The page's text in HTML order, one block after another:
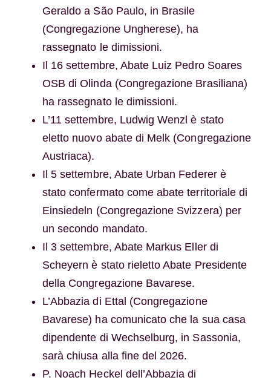
Geraldo a São Paulo, in Brasile
(Congregazione Ungherese), ha
rassegnato le dimissioni.
Il 16 settembre, Abate Luiz Pedro Soares
OSB di Olinda (Congregazione Brasiliana)
ha rassegnato le dimissioni.
L’11 settembre, Ludwig Wenzl è stato
eletto nuovo abate di Melk (Congregazione
Austriaca).
Il 5 settembre, Abate Urban Federer è
stato confermato come abate territoriale di
Einsiedeln (Congregazione Svizzera) per
un secondo mandato.
Il 3 settembre, Abate Markus Eller di
Scheyern è stato rieletto Abate Presidente
della Congregazione Bavarese.
L’Abbazia di Ettal (Congregazione
Bavarese) ha comunicato che la sua casa
dipendente di Wechselburg, in Sassonia,
sarà chiusa alla fine del 2026.
P. Noach Heckel dell’Abbazia di